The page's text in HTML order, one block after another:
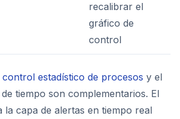
recalibrar el
gráfico de
control
control estadístico de procesos y el
tiempo son complementarios. El
la capa de alertas en tiempo real